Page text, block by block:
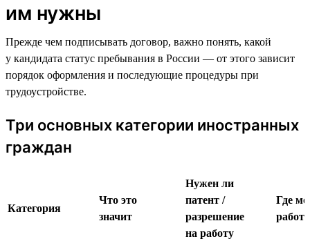
им нужны
Прежде чем подписывать договор, важно понять, какой
у кандидата статус пребывания в России — от этого зависит
порядок оформления и последующие процедуры при
трудоустройстве.
Три основных категории иностранных
граждан
Категория
Что это
значит
Нужен ли
патент /
разрешение
на работу
Где